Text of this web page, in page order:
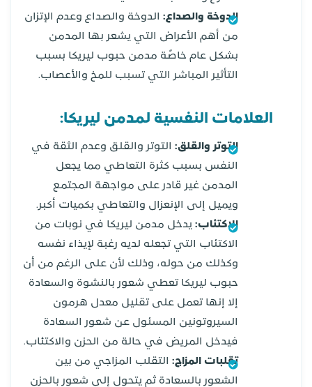
الدوخة والصداع:الدوخة والصداع وعدم الإتزان
من أهم الأعراض التي يشعر بها المدمن
بشكل عام خاصًة مدمن حبوب ليريكا بسبب
التأثير المباشر التي تسبب للمخ والأعصاب.
العلامات النفسية لمدمن ليريكا:
التوتر والقلق:التوتر والقلق وعدم الثقة في
النفس بسبب كثرة التعاطي مما يجعل
المدمن غير قادر على مواجهة المجتمع
ويميل إلى الإنعزال والتعاطي بكميات أكبر.
الاكتئاب:يدخل مدمن ليريكا في نوبات من
الاكتئاب التي تجعله لديه رغبة لإيذاء نفسه
وكذلك من حوله، وذلك لأن على الرغم من أن
حبوب ليريكا تعطي شعور بالنشوة والسعادة
إلا إنها تعمل على تقليل معدل هرمون
السيروتونين المسئول عن شعور السعادة
فيدخل المريض في حالة من الحزن والاكتئاب.
تقلبات المزاج:التقلب المزاجي من بين
الشعور بالسعادة ثم يتحول إلى شعور بالحزن